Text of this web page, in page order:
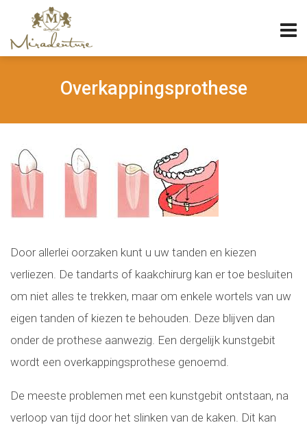
Overkappingsprothese
Door allerlei oorzaken kunt u uw tanden en kiezen
verliezen. De tandarts of kaakchirurg kan er toe besluiten
om niet alles te trekken, maar om enkele wortels van uw
eigen tanden of kiezen te behouden. Deze blijven dan
onder de prothese aanwezig. Een dergelijk kunstgebit
wordt een overkappingsprothese genoemd.
De meeste problemen met een kunstgebit ontstaan, na
verloop van tijd door het slinken van de kaken. Dit kan